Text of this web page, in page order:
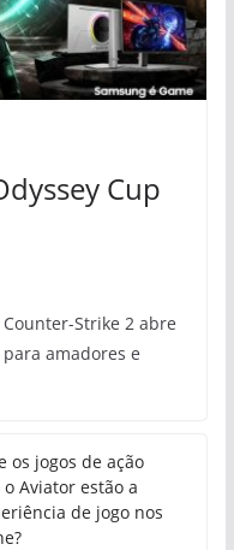
Cup
Strike 2 abre
amadores e
os jogos de ação
Aviator estão a
de jogo nos